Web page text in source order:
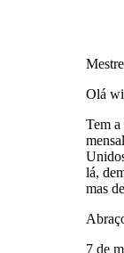
Mestre
Olá
Tem a
lá,
mas
7 de